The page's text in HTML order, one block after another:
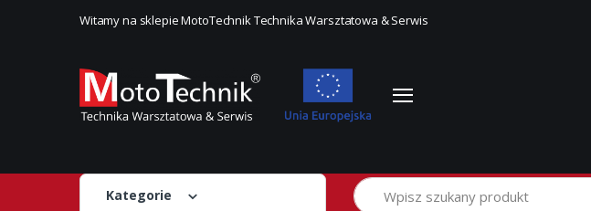
Witamy na sklepie MotoTechnik Technika Warsztatowa & Serwis
Kategorie
Szukaj